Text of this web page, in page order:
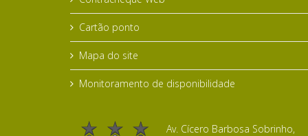
Cartão ponto
Mapa do site
Monitoramento de disponibilidade
Av. Cícero Barbosa Sobrinho,